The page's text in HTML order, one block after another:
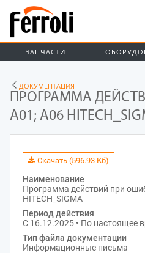
ЗАПЧАСТИ
ДОКУМЕНТАЦИЯ
ПРОГРАММА
A01; А06
Скачать (596.93 Кб)
Наименование
Программа действий при
HITECH_SIGMA
Период действия
С 16.12.2025 • По настоящее
Тип файла документации
Информационные письма